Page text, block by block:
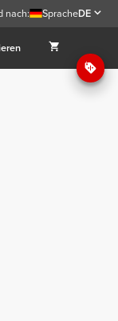
nach: SpracheDE